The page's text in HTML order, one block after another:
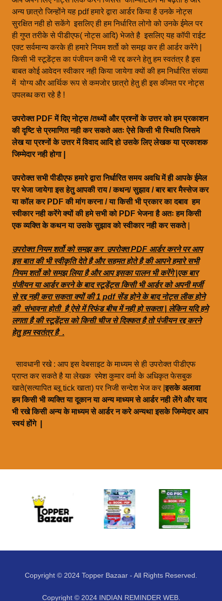
अन्य छात्रो जिन्होंने यह pdf हमारे द्वारा आर्डर किया है उनके नोट्स
सुरक्षित नही हो सकेंगे इसलिए ही हम निर्धारित लोगो को उनके ईमेल पर
ही गुप्त तरीके से पीडीएफ( नोट्स आदि) भेजते है इसलिए यह कॉपी राईट
एक्ट सर्वमान्य करके ही हमारे नियम शर्तो को समझ कर ही आर्डर करेंगे |
किसी भी स्टूडेंट्स का पंजीयन कभी भी रद्द करने हेतु हम स्वतंत्र है इस
बाबत कोई आवेदन स्वीकार नही किया जायेगा क्यों की हम निर्धारित संख्या
में योग्य और आर्थिक रूप से कमजोर छात्रो हेतु ही इस कीमत पर नोट्स
उपलब्ध करा रहे है !
उपरोक्त PDF में दिए नोट्स /तथ्यों और प्रश्नों के उत्तर को हम प्रकाशन
की दृष्टि से प्रमाणित नही कर सकते अतः ऐसे किसी भी स्थिति जिसमे
लेख या प्रश्नों के उत्तर में विवाद आदि हो उसके लिए लेखक या प्रकाशक
जिम्मेदार नही होगा |
उपरोक्त सभी पीडीएफ हमारे द्वारा निर्धारित समय अवधि में ही आपके ईमेल
पर भेजा जायेगा इस हेतु आपकी राय / कथन/ सुझाव / बार बार मैस्सेज कर
या कॉल कर PDF की मांग करना / या किसी भी प्रकार का दबाव हम
स्वीकार नही करेंगे क्यों की हमे सभी को PDF भेजना है अतः हम किसी
एक व्यक्ति के कथन या उसके सुझाव को स्वीकार नही कर सकते|
उपरोक्त नियम शर्तो को समझ कर उपरोक्त PDF आर्डर करने पर आप
इस बात की भी स्वीकृति देते है और सहमत होते है की आपने हमारे सभी
नियम शर्तो को समझ लिया है और आप इसका पालन भी करेंगे |एक बार
पंजीयन या आर्डर करने के बाद स्टूडेंट्स किसी भी आर्डर को अपनी मर्जी
से रद्द नही करा सकता क्यों की 1 pdf सेंड होने के बाद नोट्स लीक होने
की संभावना होती है ऐसे में रिफंड बीच में नही हो सकता | लेकिन यदि हमे
लगता है की स्टूडेंट्स को किसी चीज से दिक्कत है तो पंजीयन रद्द करने
हेतु हम स्वतंत्र है .
सावधानी रखे : आप इस वेबसाइट के माध्यम से ही उपरोक्त पीडीएफ
प्राप्त कर सकते है या लेखक रमेश कुमार वर्मा के अधिकृत फेसबुक
खाते(सत्यापित ब्लू tick खाता) पर निजी सन्देश भेज कर |इसके अलावा
हम किसी भी व्यक्ति या दूकान या अन्य माध्यम से आर्डर नही लेंगे और याद
भी रखे किसी अन्य के माध्यम से आर्डर न करे अन्यथा इसके जिम्मेदार आप
स्वयं होंगे |
Copyright © 2024 Topper Bazaar - All Rights Reserved.
Copyright © 2024 INDIAN REMINDER WEB.